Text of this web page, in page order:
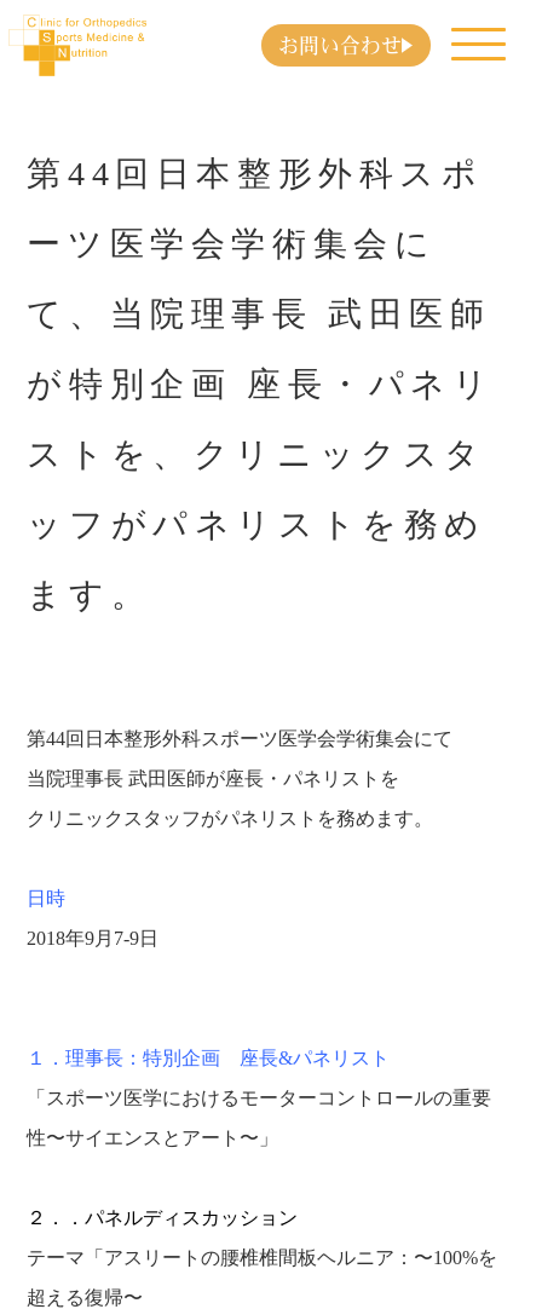
お問い合わせ
第44回日本整形外科スポ
ーツ医学会学術集会に
て、当院理事長 武田医師
が特別企画 座長・パネリ
ストを、クリニックスタ
ッフがパネリストを務め
ます。
第44回日本整形外科スポーツ医学会学術集会にて
当院理事長 武田医師が座長・パネリストを
クリニックスタッフがパネリストを務めます。
日時
2018年9月7-9日
１．理事長：特別企画 座長&パネリスト
「スポーツ医学におけるモーターコントロールの重要
性〜サイエンスとアート〜」
２．．パネルディスカッション
テーマ「アスリートの腰椎椎間板ヘルニア：〜100%を
超える復帰〜